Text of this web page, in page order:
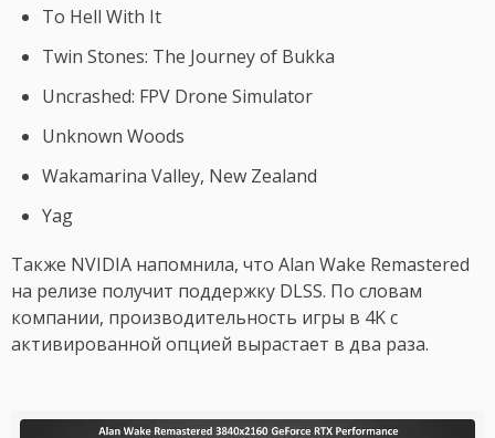
To Hell With It
Twin Stones: The Journey of Bukka
Uncrashed: FPV Drone Simulator
Unknown Woods
Wakamarina Valley, New Zealand
Yag
Также NVIDIA напомнила, что Alan Wake Remastered
на релизе получит поддержку DLSS. По словам
компании, производительность игры в 4K с
активированной опцией вырастает в два раза.